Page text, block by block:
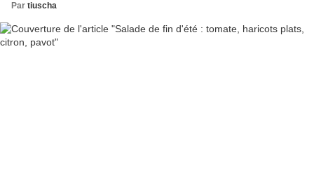
Par tiuscha